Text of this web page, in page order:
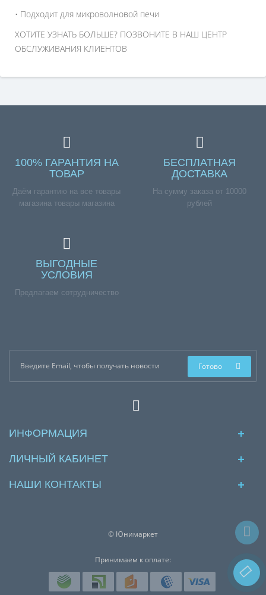
• Подходит для микроволновой печи
ХОТИТЕ УЗНАТЬ БОЛЬШЕ? ПОЗВОНИТЕ В НАШ ЦЕНТР
ОБСЛУЖИВАНИЯ КЛИЕНТОВ
100% ГАРАНТИЯ НА
ТОВАР
Даём гарантию на все товары
магазина товары магазина
БЕСПЛАТНАЯ
ДОСТАВКА
На сумму заказа от 10000
рублей
ВЫГОДНЫЕ
УСЛОВИЯ
Предлагаем сотрудничество
Готово
ИНФОРМАЦИЯ
ЛИЧНЫЙ КАБИНЕТ
НАШИ КОНТАКТЫ
© Юнимаркет
Принимаем к оплате: